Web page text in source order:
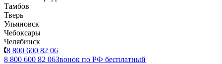
Тамбов
Тверь
Ульяновск
Чебоксары
Челябинск
8 800 600 82 06
8 800 600 82 06Звонок по РФ бесплатный